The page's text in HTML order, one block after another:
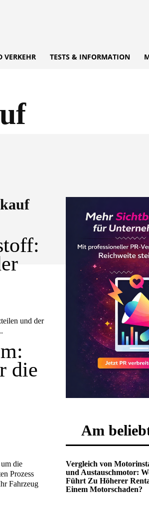
VERKEHR TESTS & INFORMATION
und der
die
die
Prozess
Fahrzeug
Am
Vergleich von
und Austauschmotor:
Führt Zu Höherer
Einem Motorschaden?